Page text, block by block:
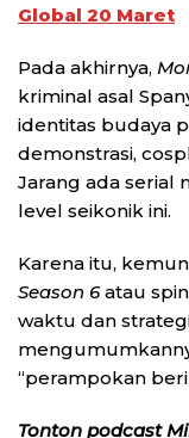
Global 20 Maret
Pada akhirnya,
kriminal asal
identitas budaya
demonstrasi,
Jarang ada serial
level seikonik ini.
Karena itu,
Season 6atau
waktu dan
“perampokan
Tonton podcast